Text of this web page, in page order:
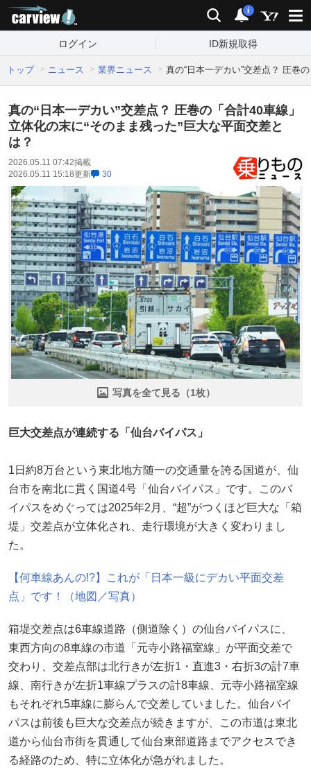
検索 通知
i
ログイン ID新規取得
トップ ニュース 業界ニュース 真の“日本一デカい”交差点？ 圧巻
真の“日本一デカい”交差点？ 圧巻の「合計40車線」
立体化の末に“そのまま残った”巨大な平面交差と
は？
2026.05.11 07:42掲載
2026.05.11 15:18更新 30
写真を全て見る（1枚）
巨大交差点が連続する「仙台バイパス」
1日約8万台という東北地方随一の交通量を誇る国道が、仙
台市を南北に貫く国道4号「仙台バイパス」です。このバ
イパスをめぐっては2025年2月、“超”がつくほど巨大な「箱
堤」交差点が立体化され、走行環境が大きく変わりまし
た。
【何車線あんの!?】これが「日本一級にデカい平面交差
点」です！（地図／写真）
箱堤交差点は6車線道路（側道除く）の仙台バイパスに、
東西方向の8車線の市道「元寺小路福室線」が平面交差で
交わり、交差点部は北行きが左折1・直進3・右折3の計7車
線、南行きが左折1車線プラスの計8車線、元寺小路福室線
もそれぞれ5車線に膨らんで交差していました。仙台バイ
パスは前後も巨大な交差点が続きますが、この市道は東北
道から仙台市街を貫通して仙台東部道路までアクセスでき
る経路のため、特に立体化が急がれました。